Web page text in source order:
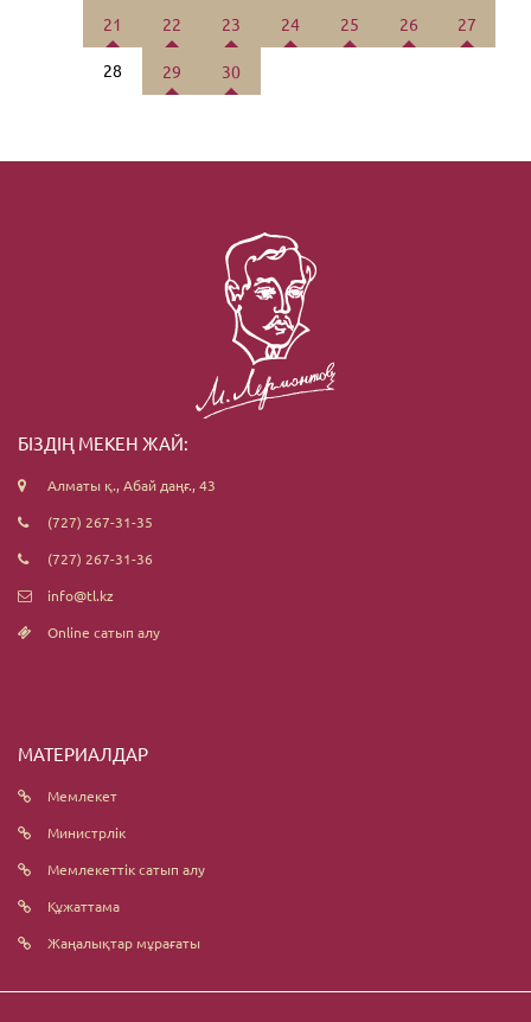
21 22 23 24 25 26 27
28 29 30
БІЗДІҢ МЕКЕН ЖАЙ:
Алматы қ., Абай даңғ., 43
(727) 267-31-35
(727) 267-31-36
info@tl.kz
Online сатып алу
МАТЕРИАЛДАР
Мемлекет
Министрлік
Мемлекеттік сатып алу
Құжаттама
Жаңалықтар мұрағаты